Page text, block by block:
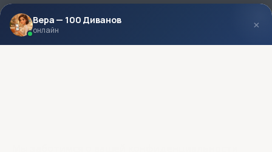
Выбор ткани для мебели без
визита в магазин
МЫ В СОЦСЕТЯХ КОНТАКТЫ
Вера — 100 Диванов
онлайн ×